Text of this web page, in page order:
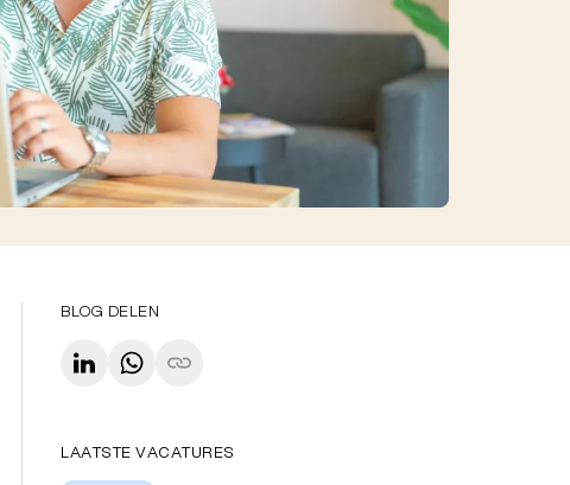
BLOG DELEN
LAATSTE VACATURES